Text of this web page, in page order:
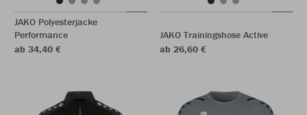
JAKO Polyesterjacke
Performance
ab 34,40 €
JAKO Trainingshose Active
ab 26,60 €